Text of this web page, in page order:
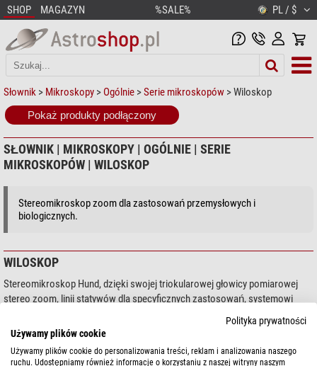
SHOP MAGAZYN %SALE% PL / $
Słownik > Mikroskopy > Ogólnie >Serie mikroskopów > Wiloskop
Pokaż produkty podłączony
SŁOWNIK | MIKROSKOPY | OGÓLNIE | SERIE
MIKROSKOPÓW | WILOSKOP
Stereomikroskop zoom dla zastosowań przemysłowych i
biologicznych.
WILOSKOP
Stereomikroskop Hund, dzięki swojej triokularowej głowicy pomiarowej
stereo zoom, linii statywów dla specyficznych zastosowań, systemowi
oświetleniowemu, oraz urządzeniom do dokumentacji, nadaje się do
szerokiego zakresu zastosowań w przemyśle i biologii. Są to głównie
analizy z zakresu produkcji i zapewnienia jakości w przemyśle, mineralogii,
badań dużych preparatów biologicznych, ochrony i restauracji zabytków,
Polityka prywatności
Używamy plików cookie
Używamy plików cookie do personalizowania treści, reklam i analizowania naszego
ruchu. Udostępniamy również informacje o korzystaniu z naszej witryny naszym